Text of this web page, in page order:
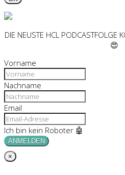
DIE NEUSTE HCL PODCASTFOLGE
😍
Vorname
Nachname
Email
Ich bin kein Roboter 🤖
ANMELDEN
×